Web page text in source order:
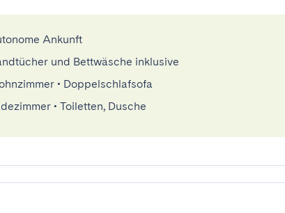
Ankunft
und Bettwäsche inklusive
• Doppelschlafsofa
• Toiletten, Dusche